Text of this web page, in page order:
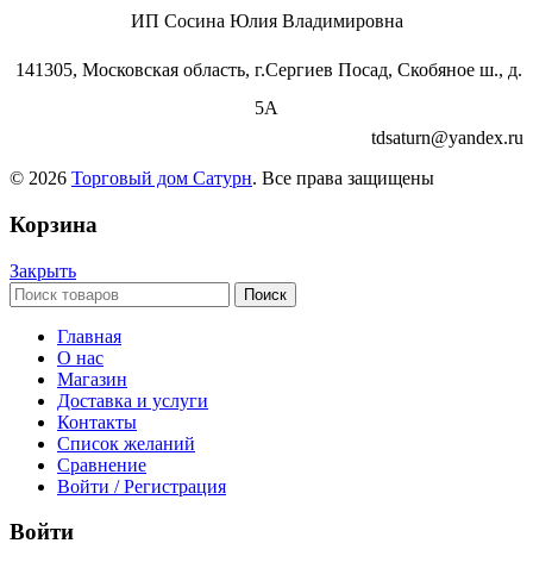
ИП Сосина Юлия Владимировна
141305, Московская область, г.Сергиев Посад, Скобяное ш., д.
5А
tdsaturn@yandex.ru
© 2026 Торговый дом Сатурн. Все права защищены
Корзина
Закрыть
Поиск
Главная
О нас
Магазин
Доставка и услуги
Контакты
Список желаний
Сравнение
Войти / Регистрация
Войти